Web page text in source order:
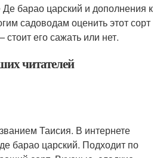
барао царский и дополнения к
садоводам оценить этот сорт
его сажать или нет.
читателей
Таисия. В интернете
барао царский. Подходит по